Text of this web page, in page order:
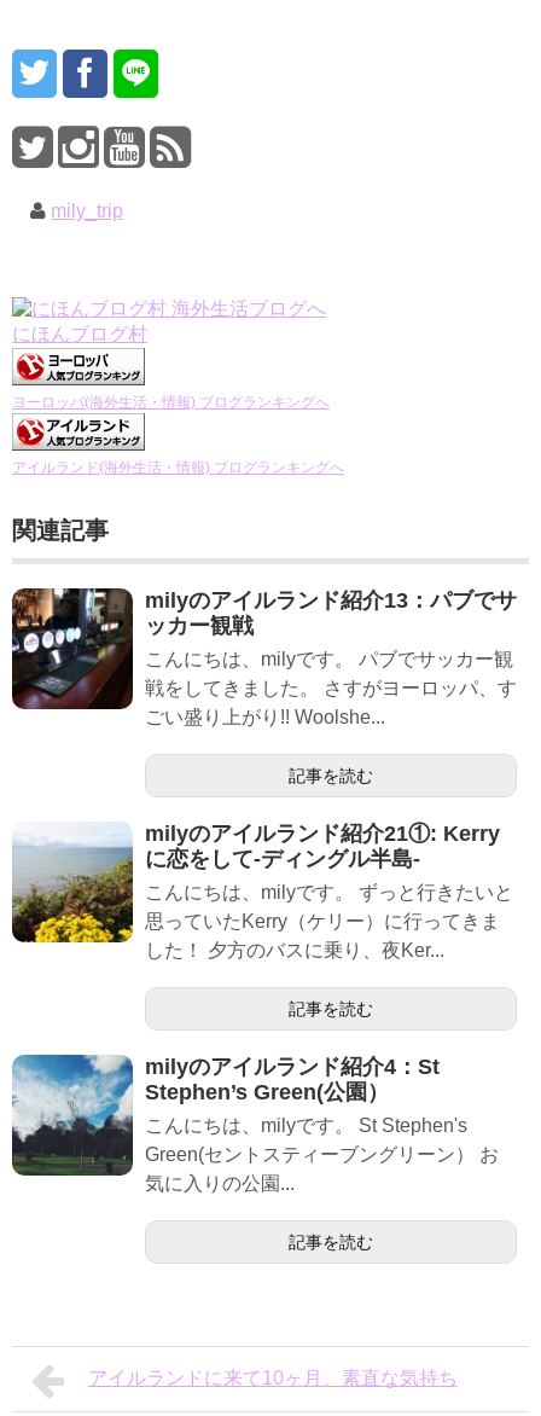
mily_trip
にほんブログ村
ヨーロッパ(海外生活・情報) ブログランキングへ
アイルランド(海外生活・情報) ブログランキングへ
関連記事
milyのアイルランド紹介13：パブでサ
ッカー観戦
こんにちは、milyです。 パブでサッカー観
戦をしてきました。 さすがヨーロッパ、す
ごい盛り上がり!! Woolshe...
記事を読む
milyのアイルランド紹介21①: Kerry
に恋をして-ディングル半島-
こんにちは、milyです。 ずっと行きたいと
思っていたKerry（ケリー）に行ってきま
した！ 夕方のバスに乗り、夜Ker...
記事を読む
milyのアイルランド紹介4：St
Stephen’s Green(公園）
こんにちは、milyです。 St Stephen's
Green(セントスティーブングリーン） お
気に入りの公園...
記事を読む
アイルランドに来て10ヶ月、素直な気持ち